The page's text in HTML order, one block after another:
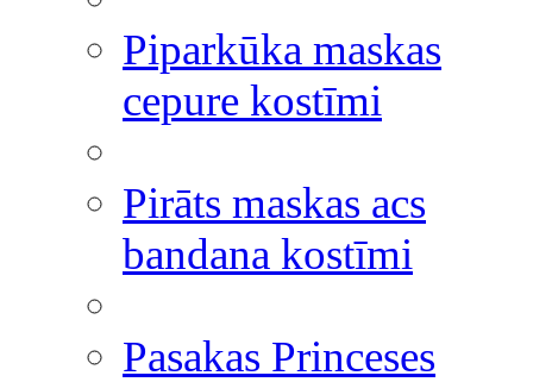
Piparkūka maskas
cepure kostīmi
Pirāts maskas acs
bandana kostīmi
Pasakas Princeses